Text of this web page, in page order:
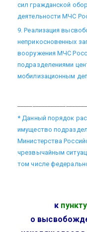
сил гражданской
деятельности МЧС
9. Реализация
неприкосновенных
вооружения МЧС
подразделениями
мобилизационным
* Данный порядок
имущество
Министерства
чрезвычайным
том числе
к
о